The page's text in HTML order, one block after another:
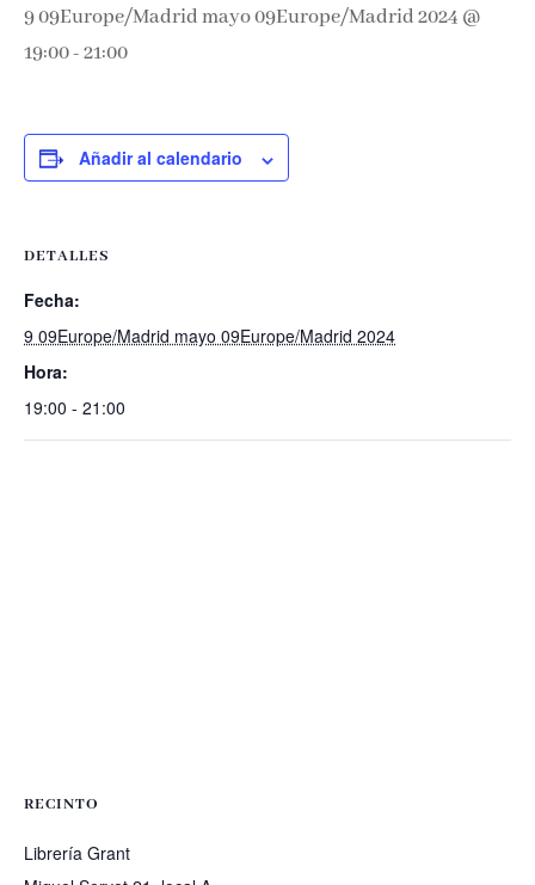
9 09Europe/Madrid mayo 09Europe/Madrid 2024 @
19:00-21:00
Añadir al calendario
DETALLES
Fecha:
9 09Europe/Madrid mayo 09Europe/Madrid 2024
Hora:
19:00 - 21:00
RECINTO
Librería Grant